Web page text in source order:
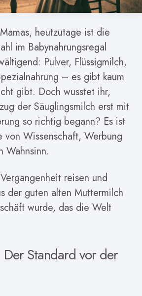
heutzutage ist die
im Babynahrungsregal
Pulver, Flüssigmilch,
– es gibt kaum
gibt. Doch wusstet ihr,
der Säuglingsmilch erst mit
so richtig begann? Es ist
von Wissenschaft, Werbung
Wahnsinn.
reisen und
der guten alten Muttermilch
wurde, das die Welt
Standard vor der